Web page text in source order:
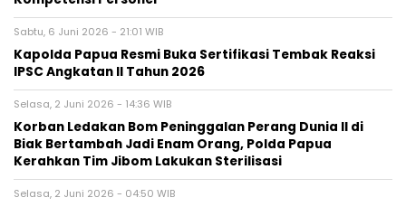
Sabtu, 6 Juni 2026 - 21:01 WIB
Kapolda Papua Resmi Buka Sertifikasi Tembak Reaksi
IPSC Angkatan II Tahun 2026
Selasa, 2 Juni 2026 - 14:36 WIB
Korban Ledakan Bom Peninggalan Perang Dunia II di
Biak Bertambah Jadi Enam Orang, Polda Papua
Kerahkan Tim Jibom Lakukan Sterilisasi
Selasa, 2 Juni 2026 - 04:50 WIB